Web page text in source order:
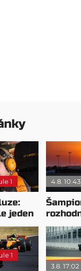
1
jeden
4.8. 10:43
1
3.8. 17:02